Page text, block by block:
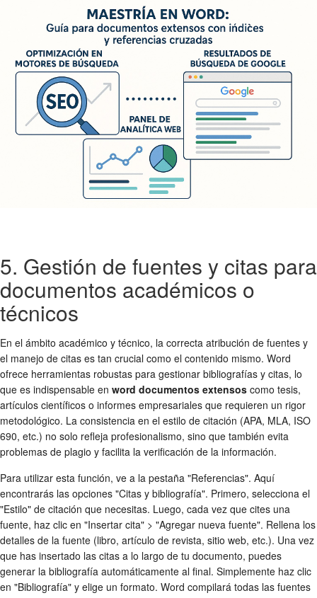
5. Gestión de fuentes y citas para
documentos académicos o
técnicos
En el ámbito académico y técnico, la correcta atribución de fuentes y
el manejo de citas es tan crucial como el contenido mismo. Word
ofrece herramientas robustas para gestionar bibliografías y citas, lo
que es indispensable en word documentos extensos como tesis,
artículos científicos o informes empresariales que requieren un rigor
metodológico. La consistencia en el estilo de citación (APA, MLA, ISO
690, etc.) no solo refleja profesionalismo, sino que también evita
problemas de plagio y facilita la verificación de la información.
Para utilizar esta función, ve a la pestaña "Referencias". Aquí
encontrarás las opciones "Citas y bibliografía". Primero, selecciona el
"Estilo" de citación que necesitas. Luego, cada vez que cites una
fuente, haz clic en "Insertar cita" > "Agregar nueva fuente". Rellena los
detalles de la fuente (libro, artículo de revista, sitio web, etc.). Una vez
que has insertado las citas a lo largo de tu documento, puedes
generar la bibliografía automáticamente al final. Simplemente haz clic
en "Bibliografía" y elige un formato. Word compilará todas las fuentes